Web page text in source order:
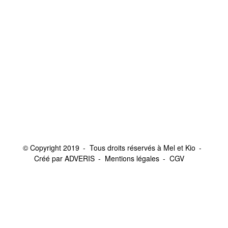
© Copyright 2019
Tous droits réservés à Mel et Kio
Créé par ADVERIS
Mentions légales CGV